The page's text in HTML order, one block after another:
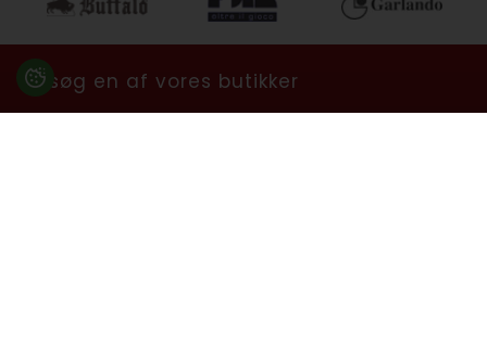
Besøg en af vores butikker